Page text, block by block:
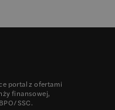
portal z ofertami
finansowej,
SSC.